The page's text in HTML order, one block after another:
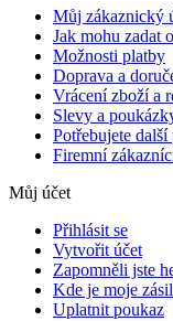
Můj zákaznický
Jak mohu zadat
Možnosti platby
Doprava a
Vrácení zboží a
Slevy a
Potřebujete další
Firemní
Můj účet
Přihlásit se
Vytvořit účet
Zapomněli jste
Kde je moje
Uplatnit poukaz